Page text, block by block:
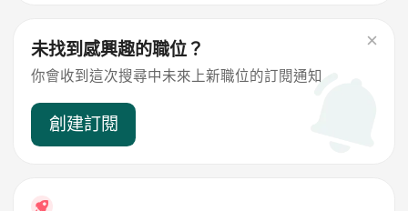
未找到感興趣的職位？
你會收到這次搜尋中未來上新職位的訂閱通知
創建訂閱